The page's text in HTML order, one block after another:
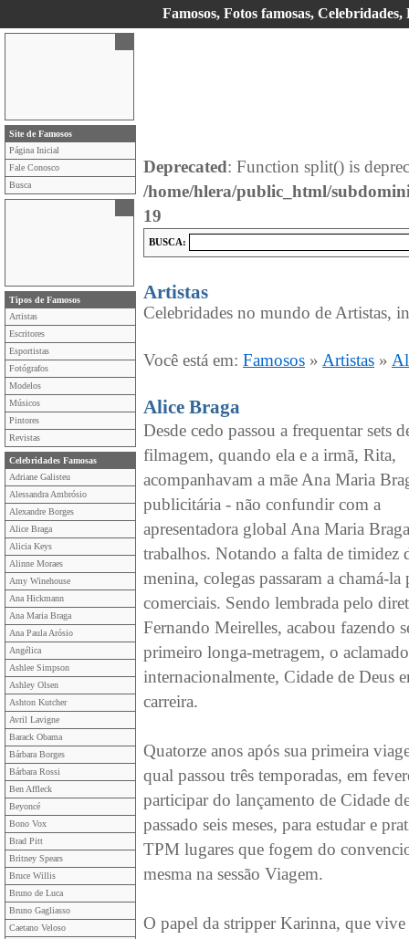
Famosos, Fotos famosas,
Site de Famosos
Página Inicial
Fale Conosco
Busca
Tipos de Famosos
Artistas
Escritores
Esportistas
Fotógrafos
Modelos
Músicos
Pintores
Revistas
Celebridades Famosas
Adriane Galisteu
Alessandra Ambrósio
Alexandre Borges
Alice Braga
Alicia Keys
Alinne Moraes
Amy Winehouse
Ana Hickmann
Ana Maria Braga
Ana Paula Arósio
Angélica
Ashlee Simpson
Ashley Olsen
Ashton Kutcher
Avril Lavigne
Barack Obama
Bárbara Borges
Bárbara Rossi
Ben Affleck
Beyoncé
Bono Vox
Brad Pitt
Britney Spears
Bruce Willis
Bruno de Luca
Bruno Gagliasso
Caetano Veloso
Deprecated: Function split() is
/home/hlera/public_html/
19
BUSCA:
Artistas
Celebridades no mundo de Artistas,
Você está em: Famosos » Artistas »
Alice Braga
Desde cedo passou a frequentar sets
filmagem, quando ela e a irmã, Rita,
acompanhavam a mãe Ana Maria
publicitária - não confundir com a
apresentadora global Ana Maria
trabalhos. Notando a falta de timidez
menina, colegas passaram a chamá-la
comerciais. Sendo lembrada pelo
Fernando Meirelles, acabou fazendo
primeiro longa-metragem, o aclamado
internacionalmente, Cidade de Deus
carreira.
Quatorze anos após sua primeira
qual passou três temporadas, em
participar do lançamento de Cidade
passado seis meses, para estudar e
TPM lugares que fogem do
mesma na sessão Viagem.
O papel da stripper Karinna, que